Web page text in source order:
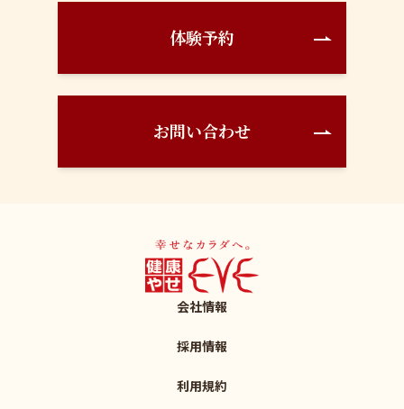
体験予約
お問い合わせ
会社情報
採用情報
利用規約